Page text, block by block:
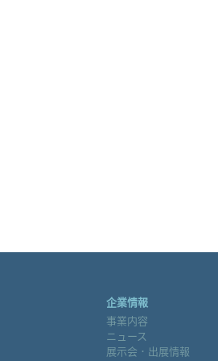
企業情報
事業内容
ニュース
展示会．出展情報